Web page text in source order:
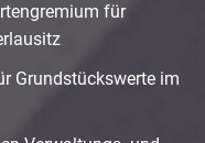
für
Grundstückswerte im